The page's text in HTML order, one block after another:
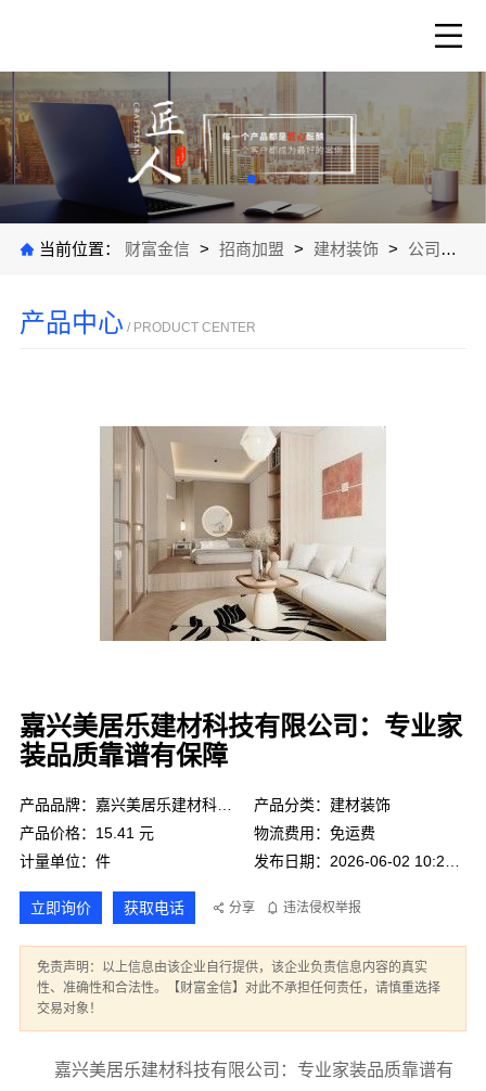
当前位置： 财富金信 > 招商加盟 > 建材装饰 > 公司产品
产品中心 / PRODUCT CENTER
嘉兴美居乐建材科技有限公司：专业家
装品质靠谱有保障
产品品牌：嘉兴美居乐建材科技有限公司
产品分类：建材装饰
产品价格：15.41 元
物流费用：免运费
计量单位：件
立即询价 获取电话 分享 违法侵权举报
免责声明：以上信息由该企业自行提供，该企业负责信息内容的真实
性、准确性和合法性。【财富金信】对此不承担任何责任，请慎重选择
交易对象！
嘉兴美居乐建材科技有限公司：专业家装品质靠谱有